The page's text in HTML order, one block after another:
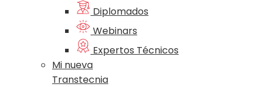
Diplomados
Webinars
Expertos Técnicos
Mi nueva
Transtecnia